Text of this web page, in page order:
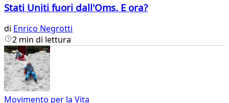
Stati Uniti fuori dall'Oms. E ora?
di Enrico Negrotti
2 min di lettura
Movimento per la Vita